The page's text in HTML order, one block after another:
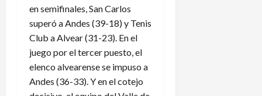
en semifinales, San Carlos
superó a Andes (39-18) y Tenis
Club a Alvear (31-23). En el
juego por el tercer puesto, el
elenco alvearense se impuso a
Andes (36-33). Y en el cotejo